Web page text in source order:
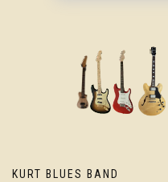
KURT BLUES BAND